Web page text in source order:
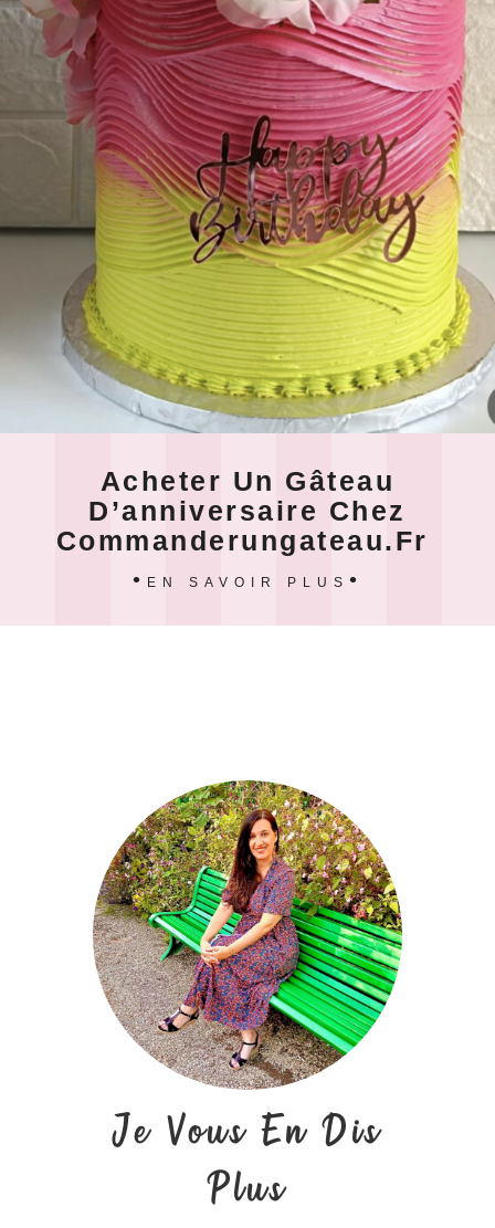
Acheter Un Gâteau
D’anniversaire Chez
Commanderungateau.fr
EN SAVOIR PLUS
Je Vous En Dis
Plus